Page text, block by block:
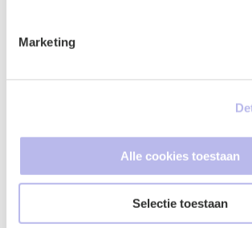
Marketing
Alle cookies toestaan
Selectie toestaan